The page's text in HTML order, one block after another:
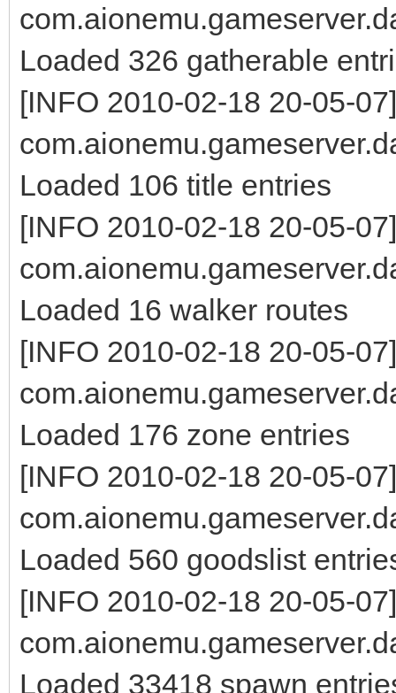
Loaded 326 gatherable
[INFO 2010-02-18 20-05-07]
Loaded 106 title entries
[INFO 2010-02-18 20-05-07]
Loaded 16 walker routes
[INFO 2010-02-18 20-05-07]
Loaded 176 zone entries
[INFO 2010-02-18 20-05-07]
Loaded 560 goodslist
[INFO 2010-02-18 20-05-07]
Loaded 33418 spawn